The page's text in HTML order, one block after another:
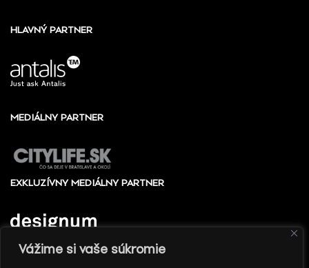
Vážime si vaše súkromie
HLAVNÝ PARTNER
MEDIÁLNY PARTNER
EXKLUZÍVNY MEDIÁLNY PARTNER